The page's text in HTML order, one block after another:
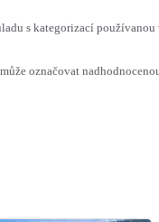
s kategorizací
označovat